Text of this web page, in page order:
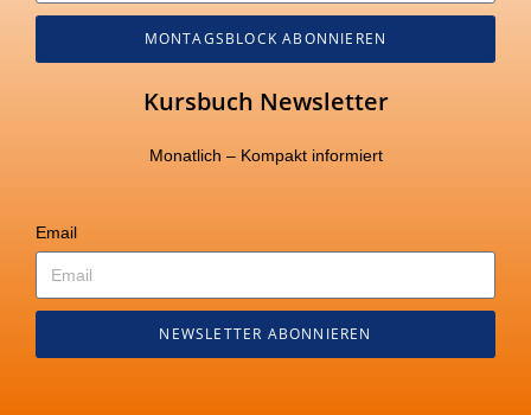
MONTAGSBLOCK ABONNIEREN
Kursbuch Newsletter
Monatlich – Kompakt informiert
Email
NEWSLETTER ABONNIEREN